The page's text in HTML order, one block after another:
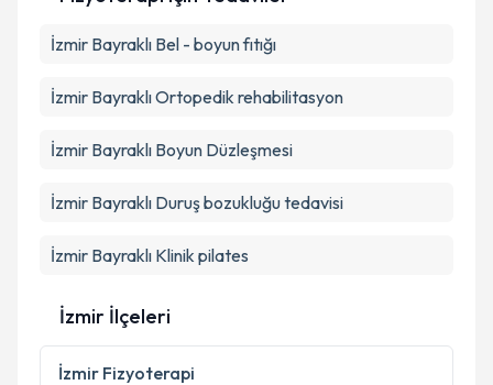
E-posta Adresiniz
Kişisel verilerimin işlenmesine ilişkin
Takvim Talebini Gönder
İzmir Bayraklı Bel - boyun fıtığı
İzmir Bayraklı Ortopedik rehabilitasyon
İzmir Bayraklı Boyun Düzleşmesi
İzmir Bayraklı Duruş bozukluğu tedavisi
İzmir Bayraklı Klinik pilates
İzmir İlçeleri
İzmir Fizyoterapi